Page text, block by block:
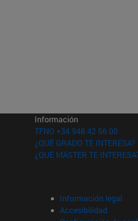
ventana)
nueva ventana)
en nueva ventana)
en nueva ventana)
Información
TFNO +34 948 42 56 00
¿QUÉ GRADO TE INTERESA?
¿QUÉ MÁSTER TE
Información legal
Accesibilidad